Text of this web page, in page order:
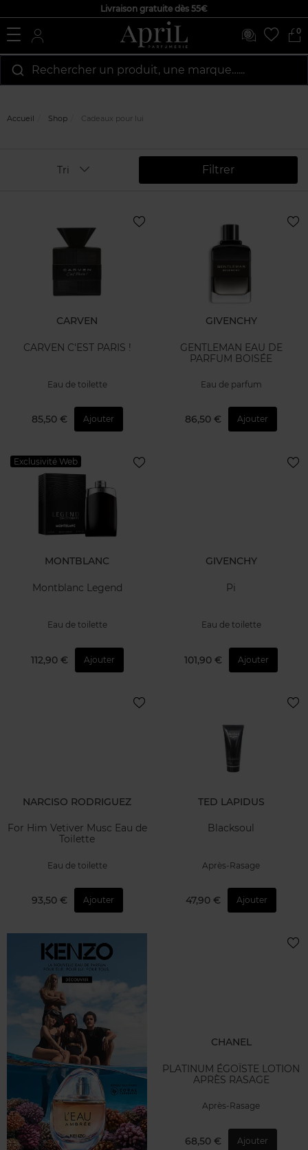
Livraison gratuite dès 55€
0
Rechercher un produit, une marque…...
Accueil Shop Cadeaux pour lui
Filtrer
Tri
CARVEN
CARVEN C'EST PARIS !
Eau de toilette
85,50 € Ajouter
GIVENCHY
GENTLEMAN EAU DE
PARFUM BOISÉE
Eau de parfum
86,50 € Ajouter
Exclusivité Web
MONTBLANC
Montblanc Legend
Eau de toilette
112,90 € Ajouter
GIVENCHY
Pi
Eau de toilette
101,90 € Ajouter
NARCISO RODRIGUEZ
For Him Vetiver Musc Eau de
Toilette
Eau de toilette
93,50 € Ajouter
TED LAPIDUS
Blacksoul
Après-Rasage
47,90 € Ajouter
CHANEL
PLATINUM ÉGOÏSTE LOTION
APRÈS RASAGE
Après-Rasage
68,50 € Ajouter